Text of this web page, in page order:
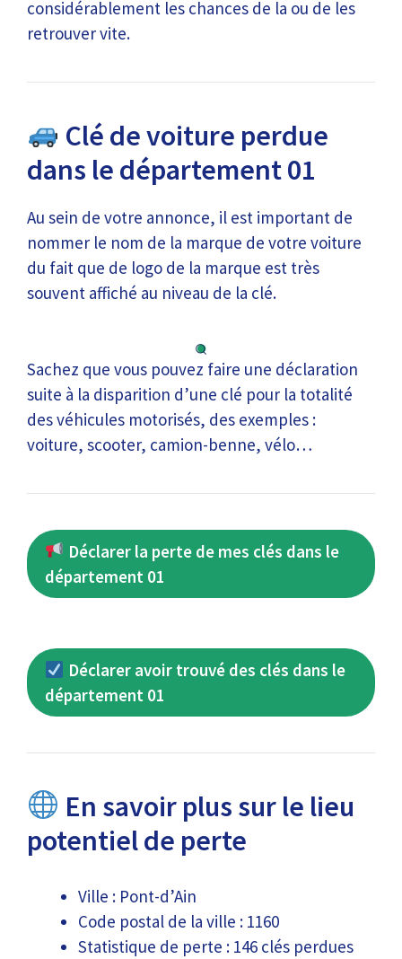
considérablement les chances de la ou de les
retrouver vite.
Clé de voiture perdue
dans le département 01
Au sein de votre annonce, il est important de
nommer le nom de la marque de votre voiture
du fait que de logo de la marque est très
souvent affiché au niveau de la clé.
Sachez que vous pouvez faire une déclaration
suite à la disparition d’une clé pour la totalité
des véhicules motorisés, des exemples :
voiture, scooter, camion-benne, vélo…
Déclarer la perte de mes clés dans le
département 01
Déclarer avoir trouvé des clés dans le
département 01
En savoir plus sur le lieu
potentiel de perte
Ville : Pont-d’Ain
Code postal de la ville : 1160
Statistique de perte : 146 clés perdues